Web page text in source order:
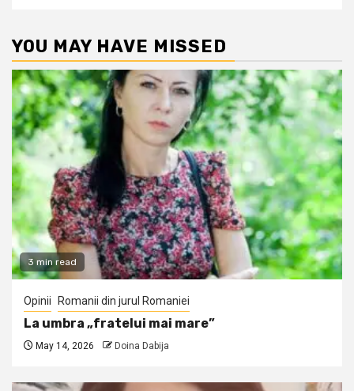
YOU MAY HAVE MISSED
3 min read
Opinii Romanii din jurul Romaniei
La umbra „fratelui mai mare”
May 14, 2026 Doina Dabija